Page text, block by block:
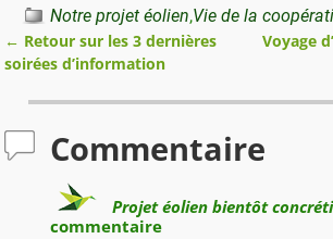
Notre projet éolien,Vie de la
Navigation des articles
← Retour sur les 3 dernières
soirées d’information
Voyage
Commentaire
Projet éolien bientôt
commentaire